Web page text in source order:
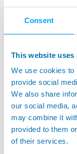
Consent
This website uses
We use cookies to
provide social
We also share
our social media,
may combine it
provided to them
of their services.
Subject
담당자에게 직접
서 응용 분야를
항공우주
공작기계어플
공작기계 모니